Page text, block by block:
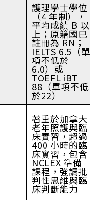
護理學士學位
（4 年制），
平均成績 B 以
上；原籍國已
註冊為 RN；
IELTS 6.5（單
項不低於
6.0）或
TOEFL iBT
88（單項不低
於22）
著重於加拿大
老年照護與臨
床實習，超過
400 小時的臨
床實習，包含
NCLEX 準備
課程，強調批
判性思維與臨
床判斷能力